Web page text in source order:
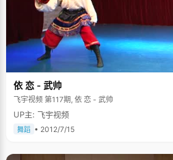
依 恋 - 武帅
飞宇视频 第117期, 依 恋 - 武帅
UP主: 飞宇视频
舞蹈 • 2012/7/15